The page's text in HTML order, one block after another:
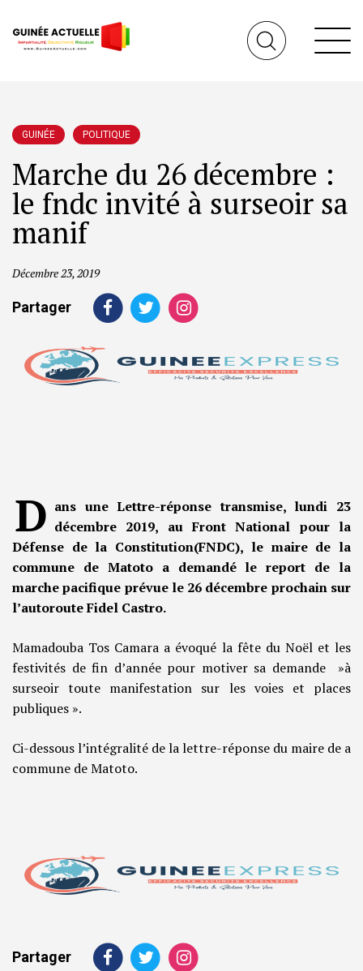
GUINÉE POLITIQUE
Marche du 26 décembre :
le fndc invité à surseoir sa
manif
Décembre 23, 2019
Partager
D ans une Lettre-réponse transmise, lundi 23
décembre 2019, au Front National pour la
Défense de la Constitution(FNDC), le maire de la
commune de Matoto a demandé le report de la
marche pacifique prévue le 26 décembre prochain sur
l’autoroute Fidel Castro.
Mamadouba Tos Camara a évoqué la fête du Noël et les
festivités de fin d’année pour motiver sa demande »à
surseoir toute manifestation sur les voies et places
publiques ».
Ci-dessous l’intégralité de la lettre-réponse du maire de a
commune de Matoto.
Partager